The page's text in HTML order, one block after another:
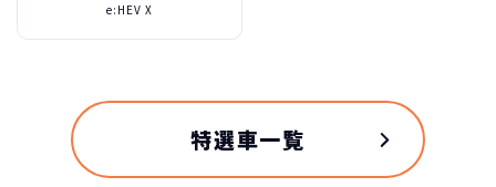
カーリースって結局ローンで
総支払い金額を比べれば一目
瞭然！
新車に乗りたいけど、まとまったお金がない。
頭金・ボーナス払い・車検が不要！
月額以外は 一切不要の定額料
たしかに安いけど、自分のものにならないんで
所有の方がリスクがいっぱい！
3年ごとに新車に 乗換えるカ
プリウスの特徴
e:HEV X
特選車一覧